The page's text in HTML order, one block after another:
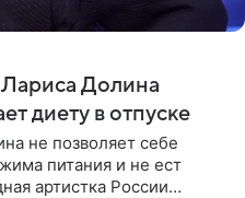
Лариса Долина
диету в отпуске
не позволяет себе
питания и не ест
артистка России